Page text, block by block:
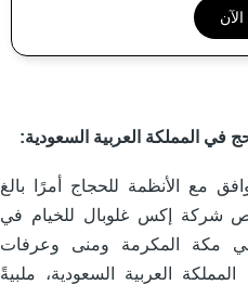
في المملكة العربية السعودية:
مع الأنظمة للحجاج أمرًا بالغ
شركة إكس غلوبال للخيام في
مكة المكرمة ومنى وعرفات
العربية السعودية، ملبيةً